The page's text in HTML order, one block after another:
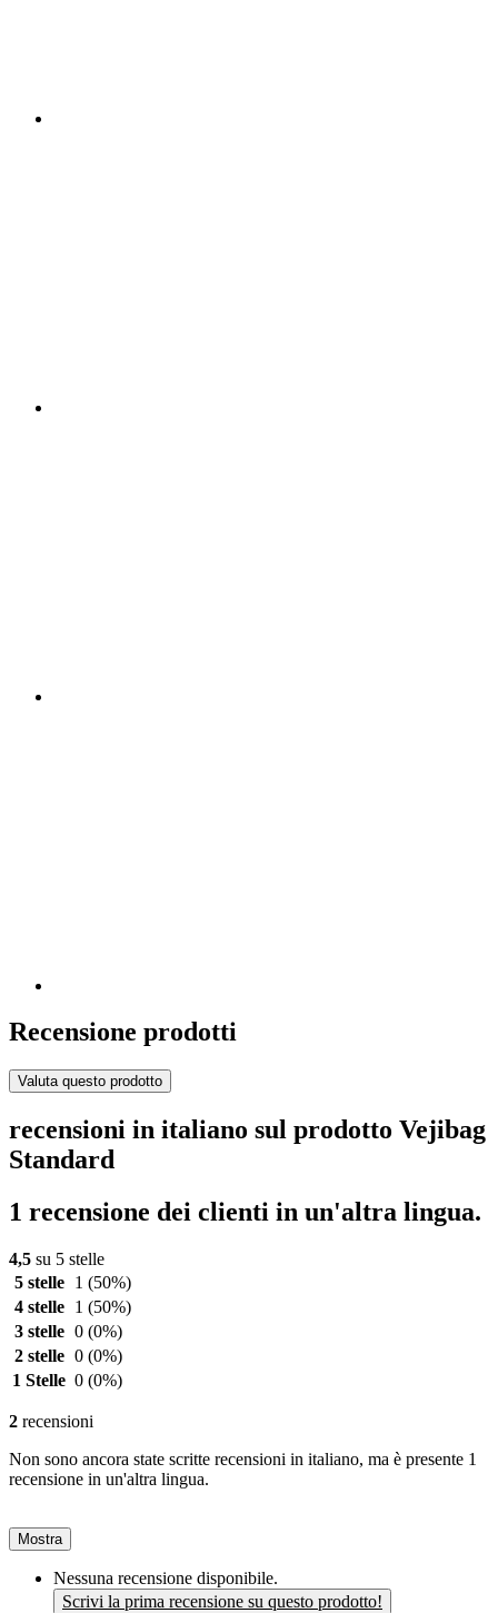
Recensione prodotti
Valuta questo prodotto
recensioni in italiano sul prodotto Vejibag
Standard
1 recensione dei clienti in un'altra lingua.
4,5 su 5 stelle
5 stelle
1 (50%)
4 stelle
1 (50%)
3 stelle 0 (0%)
2 stelle 0 (0%)
1 Stelle 0 (0%)
2 recensioni
Non sono ancora state scritte recensioni in italiano, ma è presente 1
recensione in un'altra lingua.
Mostra
Nessuna recensione disponibile.
Scrivi la prima recensione su questo prodotto!